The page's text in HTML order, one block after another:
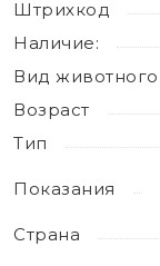
Штрихкод
Наличие:
Вид животного
Возраст
Тип
Показания
Страна